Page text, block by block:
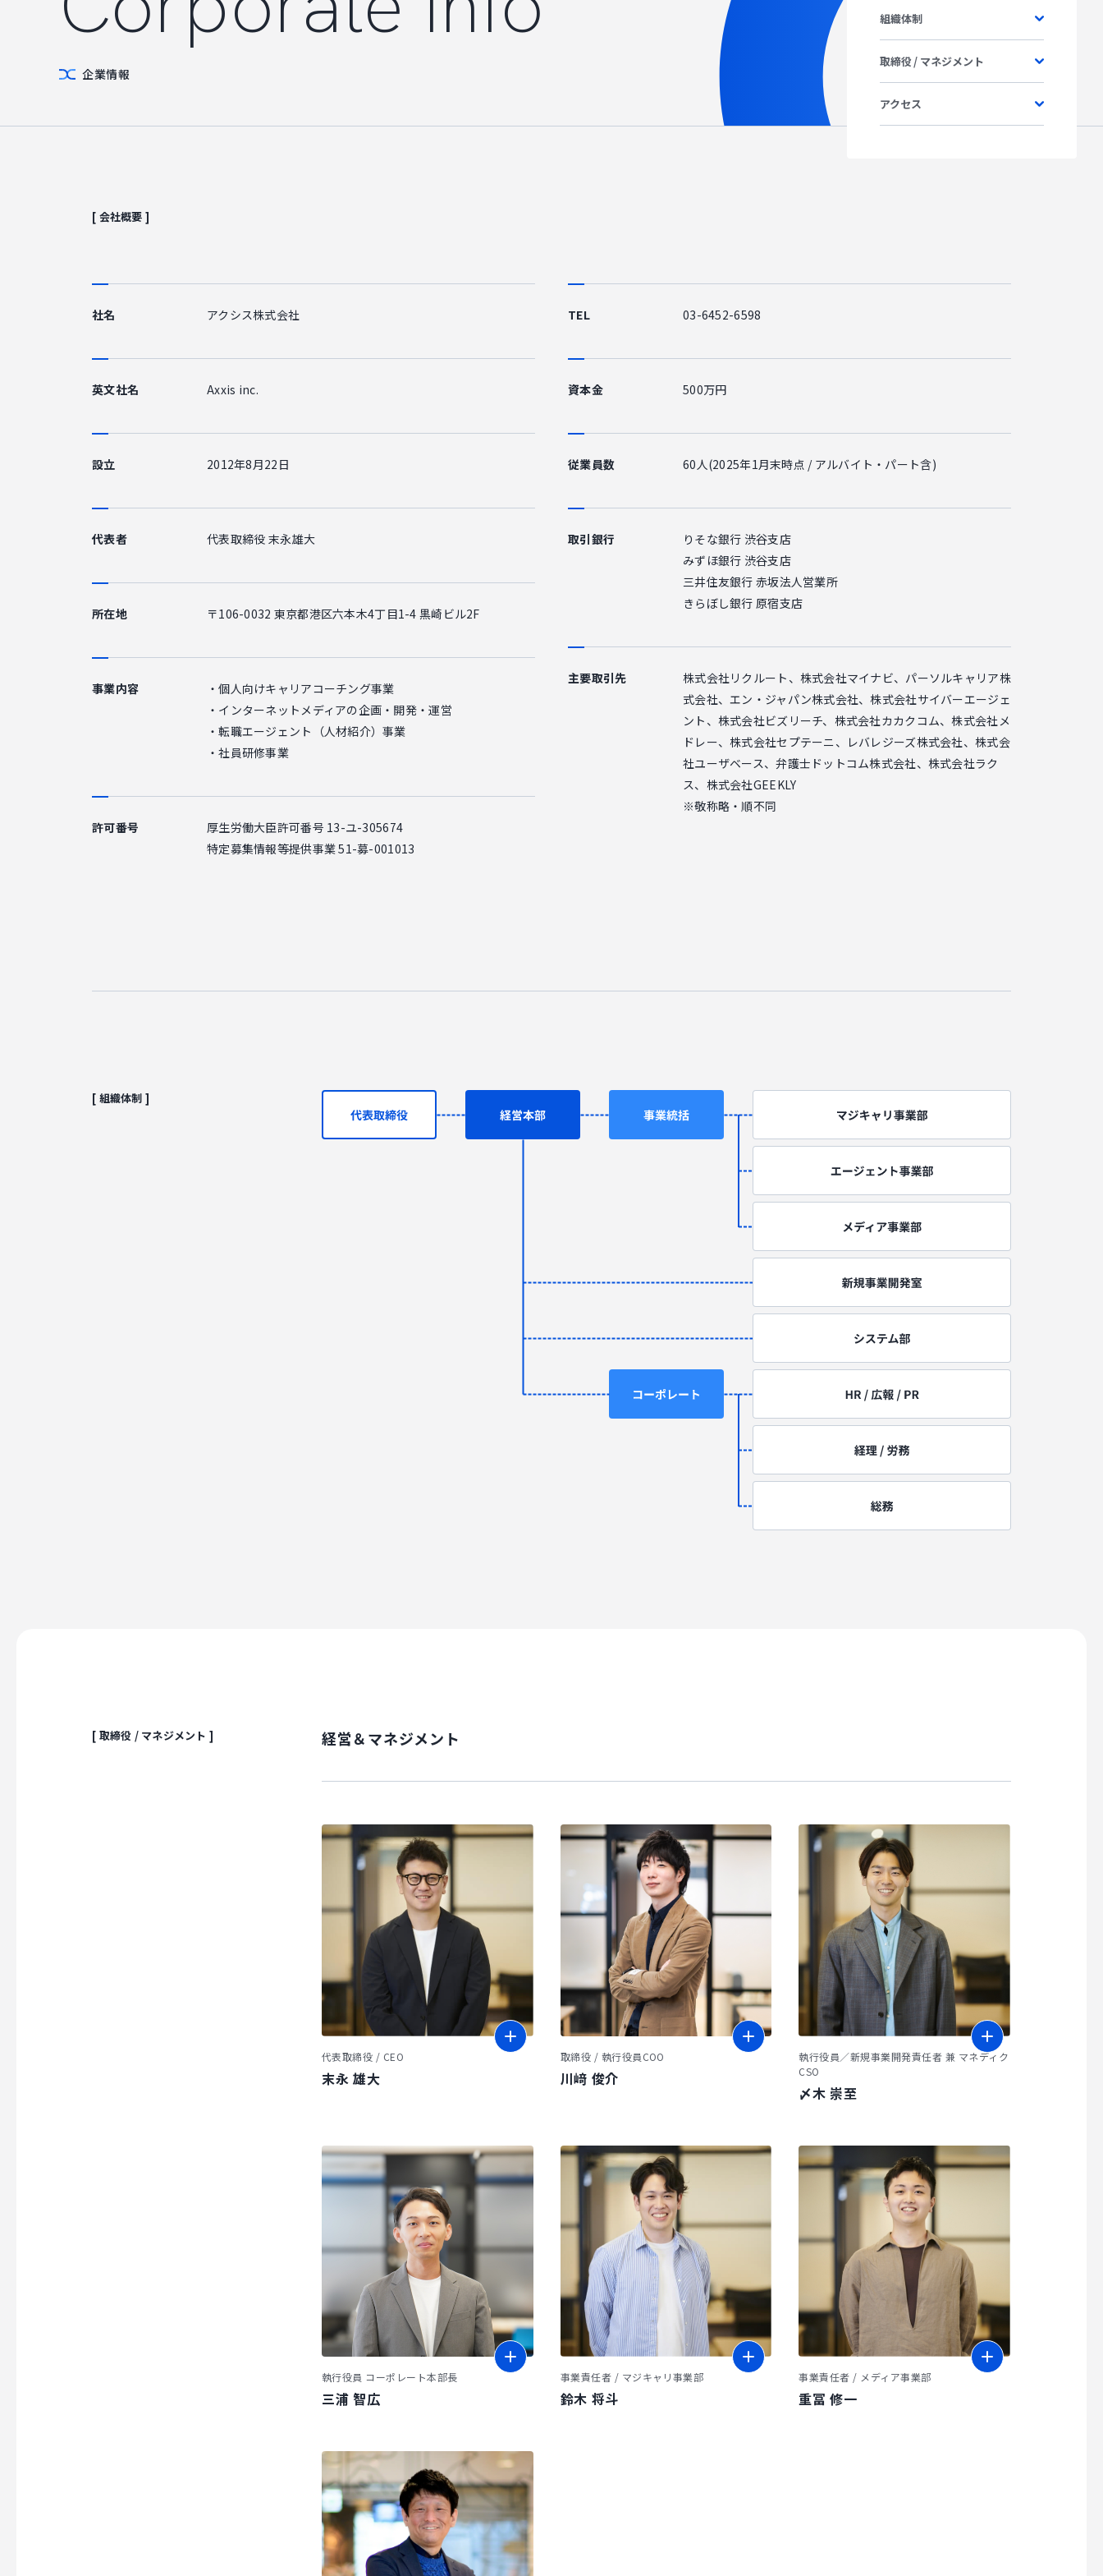
CAREER
企業情報
組織体制
取締役 / マネジメント
アクセス
[ 会社概要 ]
社名 アクシス株式会社
英文社名 Axxis inc.
設立 2012年8月22日
代表者 代表取締役 末永雄大
所在地 〒106-0032 東京都港区六本木4丁目1-4 黒崎ビル2F
事業内容
・個人向けキャリアコーチング事業
・インターネットメディアの企画・開発・運営
・転職エージェント（人材紹介）事業
・社員研修事業
許可番号
厚生労働大臣許可番号 13-ユ-305674
特定募集情報等提供事業 51-募-001013
TEL 03-6452-6598
資本金 500万円
従業員数 60人(2025年1月末時点 / アルバイト・パート含)
取引銀行
りそな銀行 渋谷支店
みずほ銀行 渋谷支店
三井住友銀行 赤坂法人営業所
きらぼし銀行 原宿支店
主要取引先
株式会社リクルート、株式会社マイナビ、パーソルキャリア株
式会社、エン・ジャパン株式会社、株式会社サイバーエージェ
ント、株式会社ビズリーチ、株式会社カカクコム、株式会社メ
ドレー、株式会社セプテーニ、レバレジーズ株式会社、株式会
社ユーザベース、弁護士ドットコム株式会社、株式会社ラク
ス、株式会社GEEKLY
※敬称略・順不同
[ 組織体制 ]
[ 取締役 / マネジメント ] 経営＆マネジメント
代表取締役 / CEO
末永 雄大
取締役 / 執行役員COO
川﨑 俊介
執行役員／新規事業開発責任者 兼 マネディク
CSO
〆木 崇至
執行役員 コーポレート本部長
三浦 智広
事業責任者 / マジキャリ事業部
鈴木 将斗
事業責任者 / メディア事業部
重冨 修一